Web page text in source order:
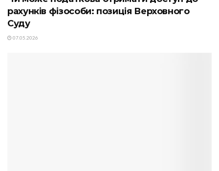
рахунків фізособи: позиція Верховного
Суду
07.05.2026